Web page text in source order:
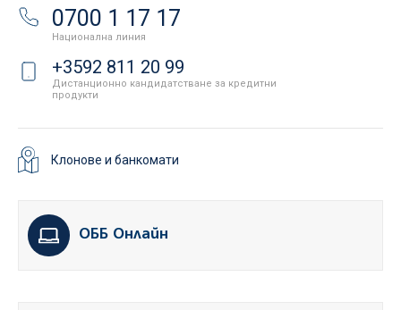
0700 1 17 17
Национална линия
+3592 811 20 99
Дистанционно кандидатстване за кредитни
продукти
Клонове и банкомати
ОББ Онлайн